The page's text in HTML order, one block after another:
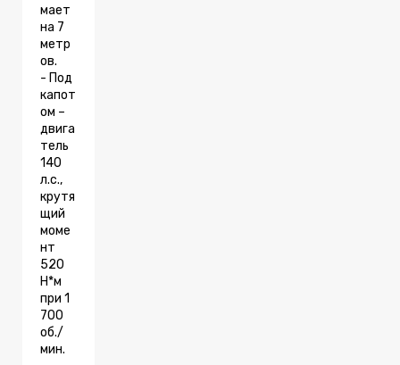
мает
на 7
метр
ов.
- Под
капот
ом –
двига
тель
140
л.с.,
крутя
щий
моме
нт
520
Н*м
при 1
700
об./
мин.